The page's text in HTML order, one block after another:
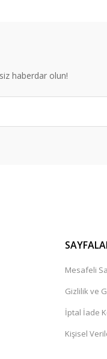
pahalı.
olmalı.
haberdar olun!
Mesafeli
Gizlilik ve
İptal İade
Kişisel